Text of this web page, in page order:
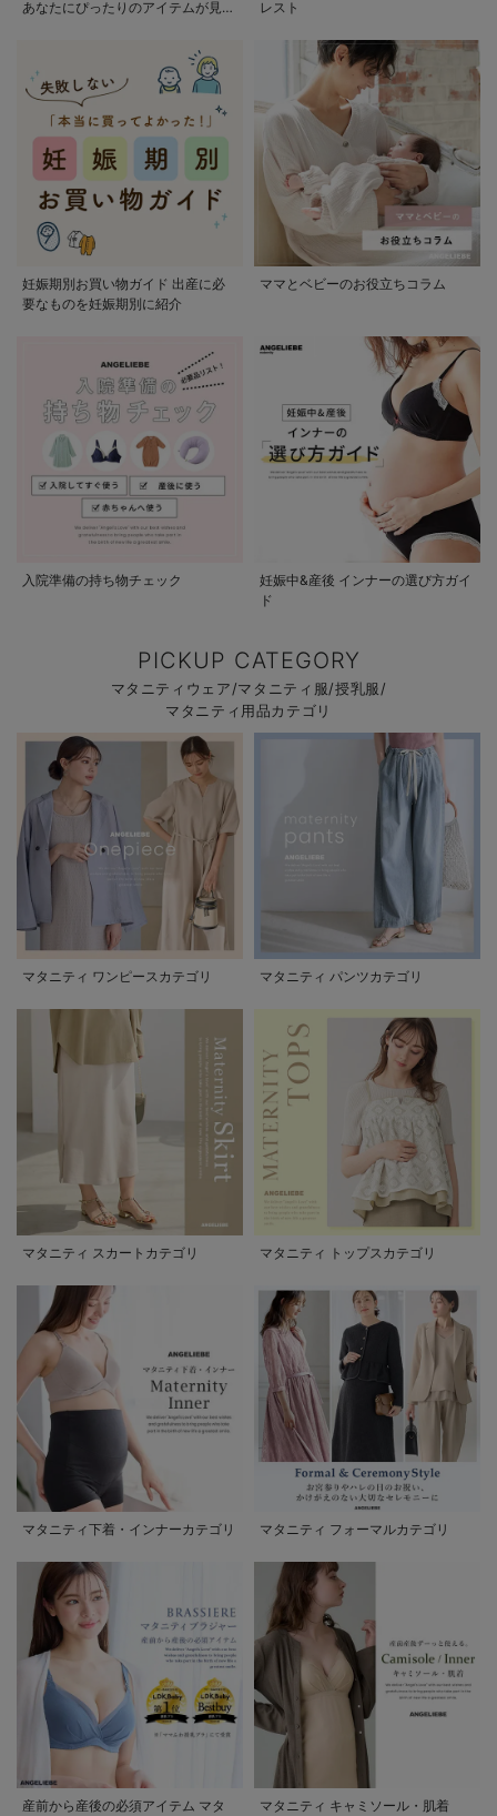
あなたにぴったりのアイテムが見つ
レスト
妊娠期別お買い物ガイド 出産に必
要なものを妊娠期別に紹介
ママとベビーのお役立ちコラム
入院準備の持ち物チェック
妊娠中&産後 インナーの選び方ガイ
ド
PICKUP CATEGORY
マタニティウェア/マタニティ服/授乳服/
マタニティ用品カテゴリ
マタニティ ワンピースカテゴリ マタニティ パンツカテゴリ
マタニティ スカートカテゴリ マタニティ トップスカテゴリ
マタニティ下着・インナーカテゴリ マタニティ フォーマルカテゴリ
産前から産後の必須アイテム マタ
マタニティ キャミソール・肌着